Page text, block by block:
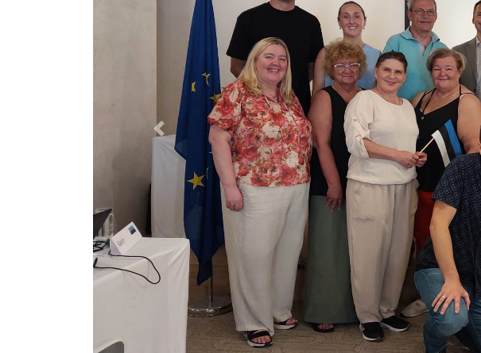
Previous